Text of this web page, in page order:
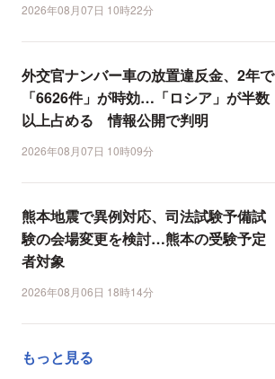
2026年08月07日 10時22分
外交官ナンバー車の放置違反金、2年で
「6626件」が時効…「ロシア」が半数
以上占める 情報公開で判明
2026年08月07日 10時09分
熊本地震で異例対応、司法試験予備試
験の会場変更を検討…熊本の受験予定
者対象
2026年08月06日 18時14分
もっと見る